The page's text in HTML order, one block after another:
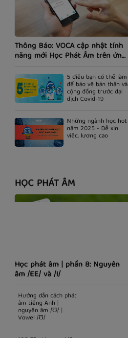
Thông Báo: VOCA cập nhật tính
năng mới Học Phát Âm trên ứng
5 điều bạn có thể làm
để bảo vệ bản thân và
cộng đồng trước đại
dịch Covid-19
Những ngành học hot
năm 2025 - Dễ xin
việc, lương cao
HỌC PHÁT ÂM
Học phát âm | phần 8: Nguyên
âm /EE/ và /I/
Hướng dẫn cách phát
âm tiếng Anh |
nguyên âm /Ʊ/ |
Vowel /Ʊ/